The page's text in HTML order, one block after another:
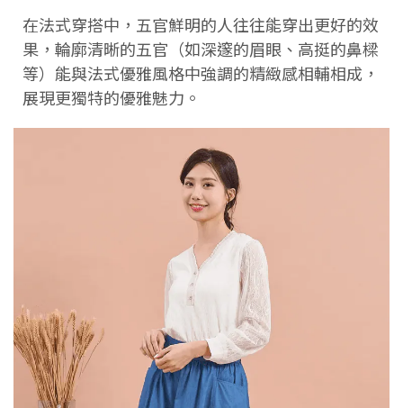
在法式穿搭中，五官鮮明的人往往能穿出更好的效
果，輪廓清晰的五官（如深邃的眉眼、高挺的鼻樑
等）能與法式優雅風格中強調的精緻感相輔相成，
展現更獨特的優雅魅力。